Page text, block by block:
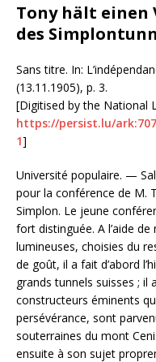
Tony hält einen
des
Sans titre. In:
(13.11.1905), p. 3.
[Digitised by the National
https://persist.lu/
1]
Université populaire. —
pour la conférence de M.
Simplon. Le jeune
fort distinguée. A l’aide
lumineuses, choisies du
de goût, il a fait d’abord
grands tunnels suisses ; il
constructeurs éminents
persévérance, sont
souterraines du mont
ensuite à son sujet